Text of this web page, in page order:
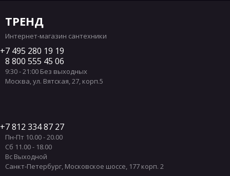
ТРЕНД
Интернет-магазин сантехники
7 495 280 19 19
8 800 555 45 06
9:30 - 21:00 Без выходных
Москва,ул. Вятская, 27, корп.5
7 812 334 87 27
Пн-Пт 10.00 - 20.00
Сб 11.00 - 18.00
Вс Выходной
Санкт-Петербург, Московское шоссе, 177 корп. 2